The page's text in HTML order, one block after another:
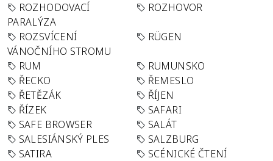
ROZHODOVACÍ
PARALÝZA
ROZHOVOR
ROZSVÍCENÍ
VÁNOČNÍHO STROMU
RÜGEN
RUM
RUMUNSKO
ŘECKO
ŘEMESLO
ŘETĚZÁK
ŘÍJEN
ŘÍZEK
SAFARI
SAFE BROWSER
SALÁT
SALESIÁNSKÝ PLES
SALZBURG
SATIRA
SCÉNICKÉ ČTENÍ